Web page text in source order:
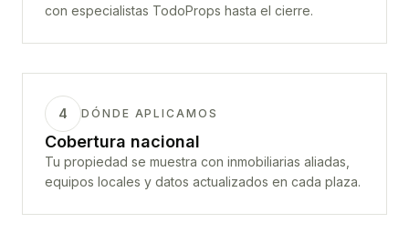
con especialistas TodoProps hasta el cierre.
4 DÓNDE APLICAMOS
Cobertura nacional
Tu propiedad se muestra con inmobiliarias aliadas,
equipos locales y datos actualizados en cada plaza.